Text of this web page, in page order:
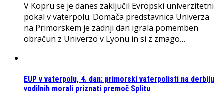
V Kopru se je danes zaključil Evropski univerzitetni
pokal v vaterpolu. Domača predstavnica Univerza
na Primorskem je zadnji dan igrala pomemben
obračun z Univerzo v Lyonu in si z zmago…
EUP v vaterpolu, 4. dan: primorski vaterpolisti na derbiju
vodilnih morali priznati premoč Splitu